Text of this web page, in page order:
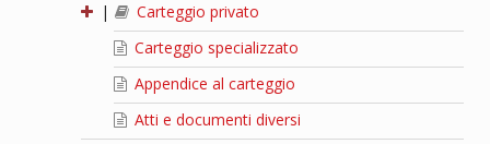
|
Carteggio privato
Carteggio specializzato
Appendice al carteggio
Atti e documenti diversi